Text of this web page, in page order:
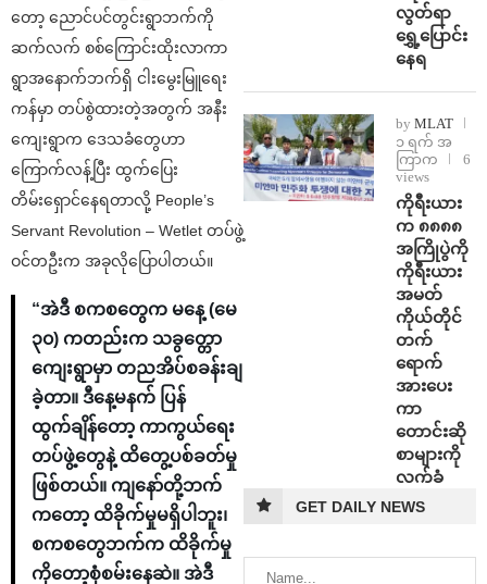
တော့ ညောင်ပင်တွင်းရွာဘက်ကို
ဆက်လက် စစ်ကြောင်းထိုးလာကာ
ရွာအနောက်ဘက်ရှိ ငါးမွေးမြူရေး
ကန်မှာ တပ်စွဲထားတဲ့အတွက် အနီး
ကျေးရွာက ဒေသခံတွေဟာ
ကြောက်လန့်ပြီး ထွက်ပြေး
တိမ်းရှောင်နေရတာလို့ People’s
Servant Revolution – Wetlet တပ်ဖွဲ့
ဝင်တဦးက အခုလိုပြောပါတယ်။
“အဲဒီ စကစတွေက မနေ့ (မေ
၃၀) ကတည်းက သခွတ္တော
ကျေးရွာမှာ တညအိပ်စခန်းချ
ခဲ့တာ။ ဒီနေ့မနက် ပြန်
ထွက်ချိန်တော့ ကာကွယ်ရေး
တပ်ဖွဲ့တွေနဲ့ ထိတွေ့ပစ်ခတ်မှု
ဖြစ်တယ်။ ကျနော်တို့ဘက်
ကတော့ ထိခိုက်မှုမရှိပါဘူး၊
စကစတွေဘက်က ထိခိုက်မှု
ကိုတော့စုံစမ်းနေဆဲ။ အဲဒီ
လွတ်ရာ
ရွှေ့ပြောင်း
နေရ
by MLAT
၁ ရက် အ
ကြာက
6
views
ကိုရီးယား
က ၈၈၈၈
အကြိုပွဲကို
ကိုရီးယား
အမတ်
ကိုယ်တိုင်
တက်
ရောက်
အားပေး
ကာ
တောင်းဆို
စာများကို
လက်ခံ
GET DAILY NEWS